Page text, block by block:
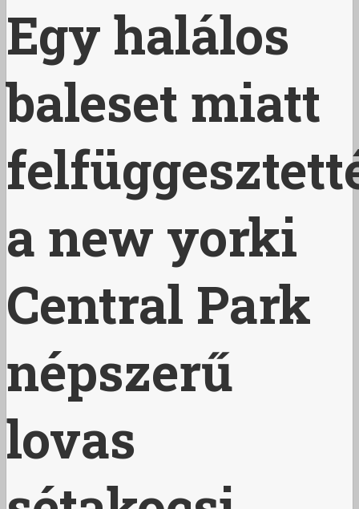
Egy halálos
baleset miatt
a new yorki
Central Park
népszerű
lovas